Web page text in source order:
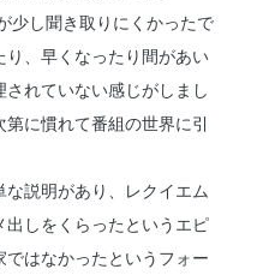
し聞き取りにくかったで
、早くなったり間があい
れていない感じがしまし
に慣れて番組の世界に引
説明があり、レクイエム
出しをくらったというエピ
はなかったというフォー